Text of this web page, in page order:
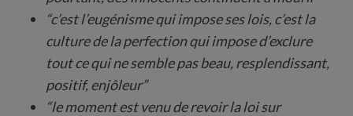
“c’est l’eugénisme qui impose ses lois, c’est la
culture de la perfection qui impose d’exclure
tout ce qui ne semble pas beau, resplendissant,
positif, enjôleur”
“le moment est venu de revoir la loi sur